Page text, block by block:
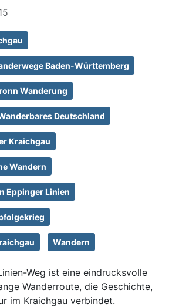
Baden-Württemberg
Wanderung
Deutschland
Kraichgau
Wandern
Eppinger Linien
Wandern
Weg ist eine eindrucksvolle
Wanderroute, die Geschichte,
im Kraichgau verbindet.